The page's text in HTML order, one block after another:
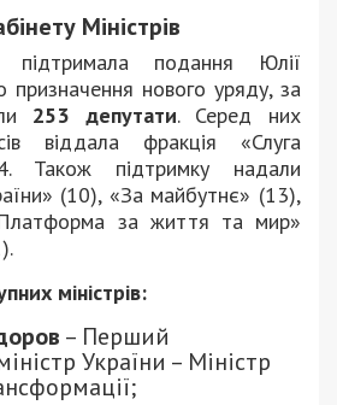
Міністрів
подання Юлії
нового уряду, за
253 депутати. Серед них
віддала фракція «Слуга
Також підтримку надали
(10), «За майбутнє» (13),
за життя та мир»
міністрів:
– Перший
України – Міністр